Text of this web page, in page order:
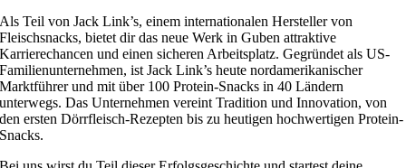
Als Teil von Jack Link’s, einem internationalen Hersteller von
Fleischsnacks, bietet dir das neue Werk in Guben attraktive
Karrierechancen und einen sicheren Arbeitsplatz. Gegründet als US-
Familienunternehmen, ist Jack Link’s heute nordamerikanischer
Marktführer und mit über 100 Protein-Snacks in 40 Ländern
unterwegs. Das Unternehmen vereint Tradition und Innovation, von
den ersten Dörrfleisch-Rezepten bis zu heutigen hochwertigen Protein-
Snacks.